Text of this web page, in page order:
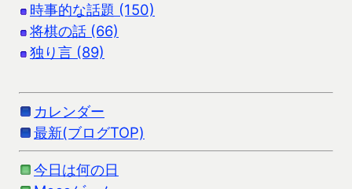
時事的な話題 (150)
将棋の話 (66)
独り言 (89)
カレンダー
最新(ブログTOP)
今日は何の日